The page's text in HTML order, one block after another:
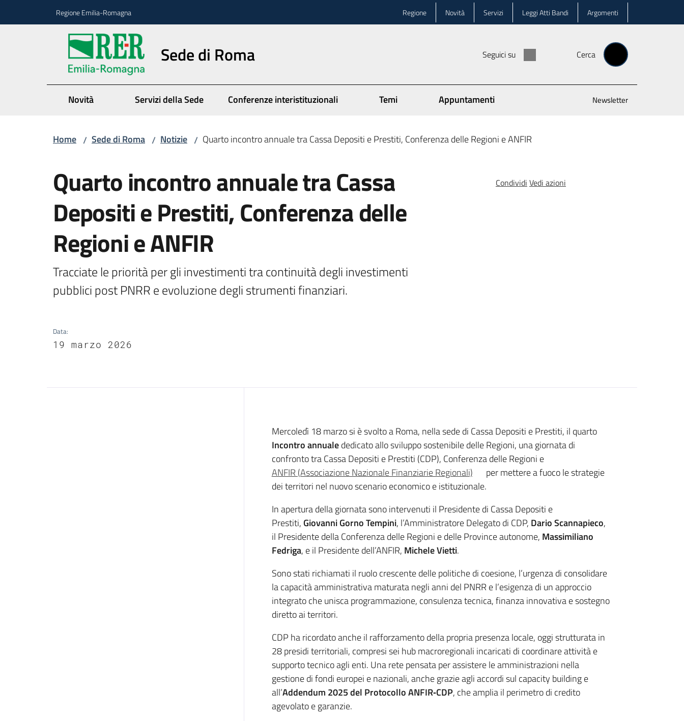
Regione Emilia-Romagna Regione Novità Servizi Leggi Atti Bandi Argomenti
Sede di Roma Seguici su Cerca
Novità Servizi della Sede Conferenze interistituzionali Temi Appuntamenti Newsletter
Home / Sede di Roma / Notizie / Quarto incontro annuale tra Cassa Depositi e Prestiti, Conferenza delle Regioni e ANFIR
Quarto incontro annuale tra Cassa
Depositi e Prestiti, Conferenza delle
Regioni e ANFIR
Tracciate le priorità per gli investimenti tra continuità degli investimenti
Data:
19 marzo 2026
Condividi Vedi azioni
Introduzione
Mercoledì 18 marzo si è svolto a Roma, nella sede di Cassa Depositi e Prestiti, il quarto
Incontro annualededicato allo sviluppo sostenibile delle Regioni, una giornata di
confronto tra Cassa Depositi e Prestiti (CDP), Conferenza delle Regioni e
ANFIR (Associazione Nazionale Finanziarie Regionali)
per mettere a fuoco le strategie
dei territori nel nuovo scenario economico e istituzionale.
In apertura della giornata sono intervenuti il Presidente di Cassa Depositi e
Prestiti, Giovanni Gorno Tempini, l’Amministratore Delegato di CDP, Dario Scannapieco,
il Presidente della Conferenza delle Regioni e delle Province autonome, Massimiliano
Fedriga, e il Presidente dell’ANFIR, Michele Vietti.
Sono stati richiamati il ruolo crescente delle politiche di coesione, l’urgenza di consolidare
la capacità amministrativa maturata negli anni del PNRR e l’esigenza di un approccio
integrato che unisca programmazione, consulenza tecnica, finanza innovativa e sostegno
diretto ai territori.
CDP ha ricordato anche il rafforzamento della propria presenza locale, oggi strutturata in
28 presidi territoriali, compresi sei hub macroregionali incaricati di coordinare attività e
supporto tecnico agli enti. Una rete pensata per assistere le amministrazioni nella
gestione di fondi europei e nazionali, anche grazie agli accordi sul capacity building e
all’Addendum 2025 del Protocollo ANFIR‑CDP, che amplia il perimetro di credito
agevolato e garanzie.